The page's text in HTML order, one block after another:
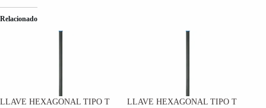
Relacionado
LLAVE HEXAGONAL TIPO T
LLAVE HEXAGONAL TIPO T